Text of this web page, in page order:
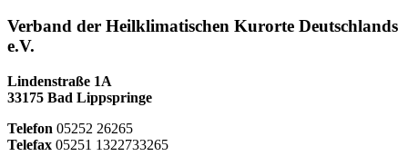
Verband der Heilklimatischen Kurorte Deutschlands
e.V.
Lindenstraße 1A
33175 Bad Lippspringe
Telefon 05252 26265
Telefax 05251 1322733265